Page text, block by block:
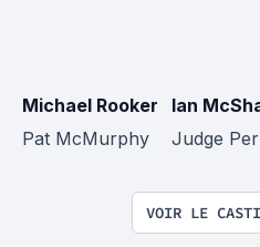
Michael Rooker
Pat McMurphy
Ian
Judge
VOIR LE